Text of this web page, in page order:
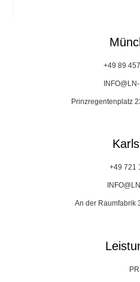
+49 89
Prinzregentenplatz
+49 721
An der Raumfabrik
PR